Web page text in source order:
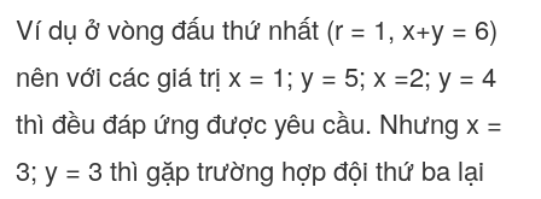
Ví dụ ở vòng đấu thứ nhất (r = 1, x+y = 6)
nên với các giá trị x = 1; y = 5; x =2; y = 4
thì đều đáp ứng được yêu cầu. Nhưng x =
3; y = 3 thì gặp trường hợp đội thứ ba lại